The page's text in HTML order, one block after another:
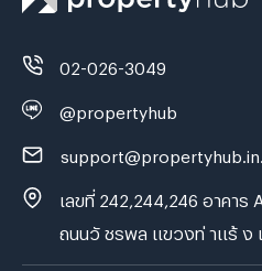
02-026-3049
@propertyhub
เลขที่ 242,244,246 อาคาร
ถนนวั ชรพล แขวงท่ าแร้ ง